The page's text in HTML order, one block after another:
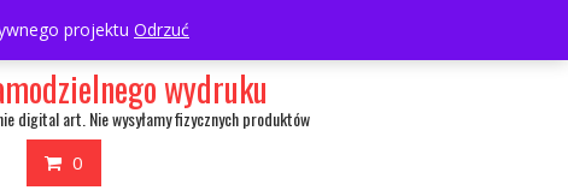
projektu Odrzuć
wydruku
digital art. Nie wysyłamy fizycznych produktów
0